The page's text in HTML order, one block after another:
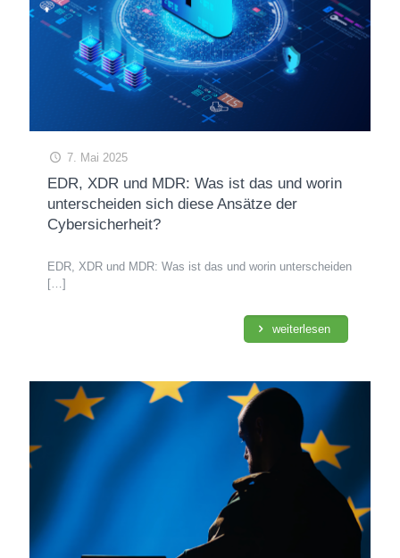
7. Mai 2025
EDR, XDR und MDR: Was ist das und worin
unterscheiden sich diese Ansätze der
Cybersicherheit?
EDR, XDR und MDR: Was ist das und worin unterscheiden
[…]
weiterlesen